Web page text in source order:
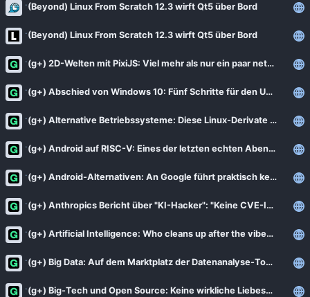
Koflers Blog
Linux Guides
Linux Umsteiger Kanal
My-IT-Brain
Soeren-Hentzschel.at
LinuxCommunity
Linuxnews.de
OSB Alliance
Pro-Linux News
(Beyond) Linux From Scratch 12.3 wirft Qt5 über Bord
(Beyond) Linux From Scratch 12.3 wirft Qt5 über Bord
(g+) 2D-Welten mit PixiJS: Viel mehr als nur ein paar nette Effekte
(g+) Abschied von Windows 10: Fünf Schritte für den Umstieg auf Linux
(g+) Alternative Betriebssysteme: Diese Linux-Derivate sind Verwandlungskünstler
(g+) Android auf RISC-V: Eines der letzten echten Abenteuer
(g+) Android-Alternativen: An Google führt praktisch kein Weg vorbei
(g+) Anthropics Bericht über "KI-Hacker": "Keine CVE-ID - didn't happen!"
(g+) Artificial Intelligence: Who cleans up after the vibe-coding party?
(g+) Big Data: Auf dem Marktplatz der Datenanalyse-Tools
(g+) Big-Tech und Open Source: Keine wirkliche Liebesheirat